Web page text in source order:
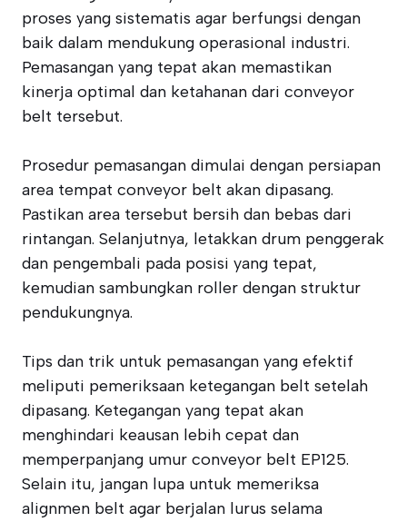
proses yang sistematis agar berfungsi dengan
baik dalam mendukung operasional industri.
Pemasangan yang tepat akan memastikan
kinerja optimal dan ketahanan dari conveyor
belt tersebut.
Prosedur pemasangan dimulai dengan persiapan
area tempat conveyor belt akan dipasang.
Pastikan area tersebut bersih dan bebas dari
rintangan. Selanjutnya, letakkan drum penggerak
dan pengembali pada posisi yang tepat,
kemudian sambungkan roller dengan struktur
pendukungnya.
Tips dan trik untuk pemasangan yang efektif
meliputi pemeriksaan ketegangan belt setelah
dipasang. Ketegangan yang tepat akan
menghindari keausan lebih cepat dan
memperpanjang umur conveyor belt EP125.
Selain itu, jangan lupa untuk memeriksa
alignmen belt agar berjalan lurus selama